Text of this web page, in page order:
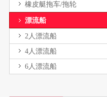
橡皮艇拖车/拖轮
漂流船
2人漂流船
4人漂流船
6人漂流船